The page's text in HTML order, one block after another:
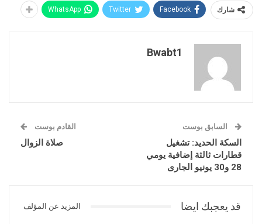
شارك Facebook
Twitter
WhatsApp
Bwabt1
السابق بوست
السكة الحديد: تشغيل
قطارات ثالثة إضافية يومي
28 و30 يونيو الجارى
القادم بوست
صلاة الزوال
قد يعجبك ايضا المزيد عن المؤلف